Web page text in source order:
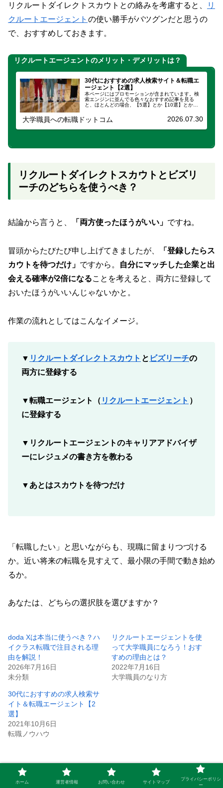
リクルートダイレクトスカウトとの絡みを考慮すると、
リ
クルートエージェント の使い勝手がバツグンだと思うの
で、おすすめしておきます。
リクルートエージェントのメリット・デメリットは？
30代におすすめの求人検索サイト＆転職エ
ージェント【2選】
本ページにはプロモーションが含まれています。検
索エンジンに並んでる色々なおすすめ記事を見る
と、ほとんどの場合、【5選】とか【10選】とかあ
「新宿でおすすめしたいラーメン店10選」とか「絶
対に行くべ…
大学職員への転職ドットコム 2026.07.30
リクルートダイレクトスカウトとビズリ
ーチのどちらを使うべき？
結論から言うと、 「両方使ったほうがいい」 ですね。
冒頭からたびたび申し上げてきましたが、
「登録したらス
カウトを待つだけ」 ですから。
自分にマッチした企業と出
会える確率が2倍になることを考えると、両方に登録して
おいたほうがいいんじゃないかと。
作業の流れとしてはこんなイメージ。
▼ リクルートダイレクトスカウト と ビズリーチの
両方に登録する
▼転職エージェント（ リクルートエージェント ）
に登録する
▼リクルートエージェントのキャリアアドバイザ
ーにレジュメの書き方を教わる
▼あとはスカウトを待つだけ
「転職したい」と思いながらも、現職に留まりつづける
か。近い将来の転職を見すえて、最小限の手間で動き始め
るか。
あなたは、どちらの選択肢を選びますか？
doda Xは本当に使うべき？ハ
イクラス転職で注目される理
由を解説！
2026年7月16日
未分類
リクルートエージェントを使
って大学職員になろう！おす
すめの理由とは？
2022年7月16日
大学職員のなり方
30代におすすめの求人検索サ
イト＆転職エージェント【2
選】
2021年10月6日
転職ノウハウ
転職ノウハウ
ホーム 運営者情報 お問い合わせ サイトマップ
プライバシーポリシ
ー